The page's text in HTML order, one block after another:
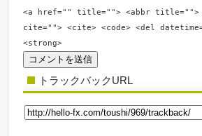
<a href="" title=""> <abbr title="">
cite=""> <cite> <code> <del
<strong>
トラックバックURL